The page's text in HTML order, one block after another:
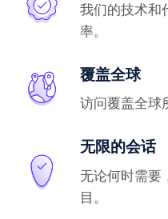
我们的技术和
率。
覆盖全球
访问覆盖全球
无限的会话
无论何时需要
目。